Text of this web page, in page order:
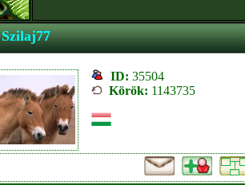
Szilaj77
ID: 35504
Körök: 1143735